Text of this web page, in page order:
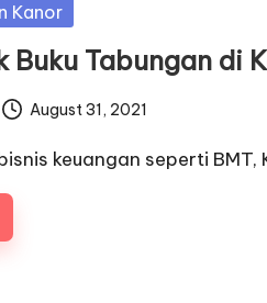
Kanor
Buku Tabungan di
August 31, 2021
keuangan seperti